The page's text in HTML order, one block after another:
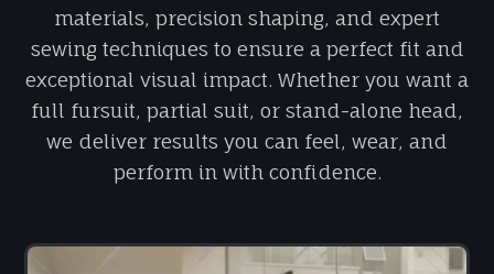
materials, precision shaping, and expert
sewing techniques to ensure a perfect fit and
exceptional visual impact. Whether you want a
full fursuit, partial suit, or stand-alone head,
we deliver results you can feel, wear, and
perform in with confidence.